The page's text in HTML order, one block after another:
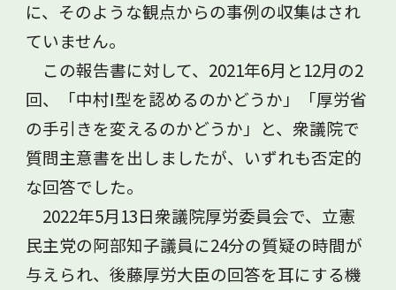
に、そのような観点からの事例の収集はされ
ていません。
この報告書に対して、2021年6月と12月の2
回、「中村Ⅰ型を認めるのかどうか」「厚労省
の手引きを変えるのかどうか」と、衆議院で
質問主意書を出しましたが、いずれも否定的
な回答でした。
2022年5月13日衆議院厚労委員会で、立憲
民主党の阿部知子議員に24分の質疑の時間が
与えられ、後藤厚労大臣の回答を耳にする機